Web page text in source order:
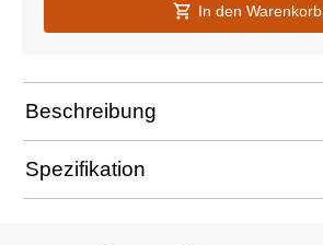
In den Warenkorb
Beschreibung
Spezifikation